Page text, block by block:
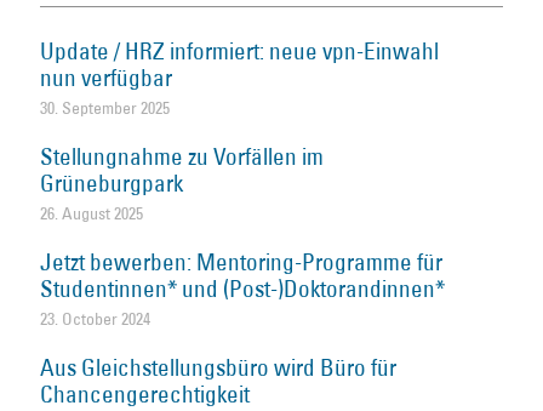
Update / HRZ informiert: neue vpn-Einwahl
nun verfügbar
30. September 2025
Stellungnahme zu Vorfällen im
Grüneburgpark
26. August 2025
Jetzt bewerben: Mentoring-Programme für
Studentinnen* und (Post-)Doktorandinnen*
23. October 2024
Aus Gleichstellungsbüro wird Büro für
Chancengerechtigkeit